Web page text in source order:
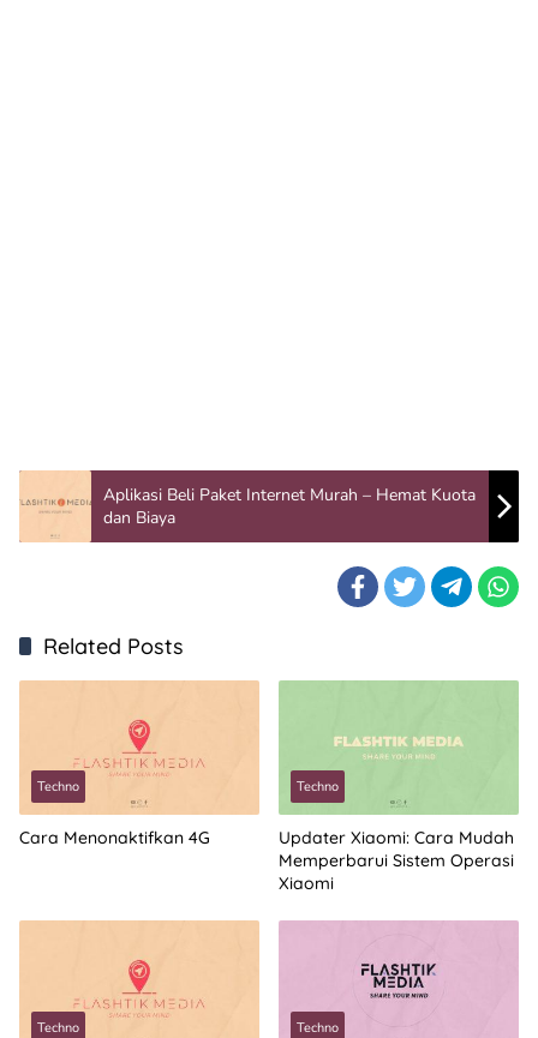
Aplikasi Beli Paket Internet Murah – Hemat Kuota
dan Biaya
Related Posts
Techno
Cara Menonaktifkan 4G
Techno
Updater Xiaomi: Cara Mudah
Memperbarui Sistem Operasi
Xiaomi
Techno Techno